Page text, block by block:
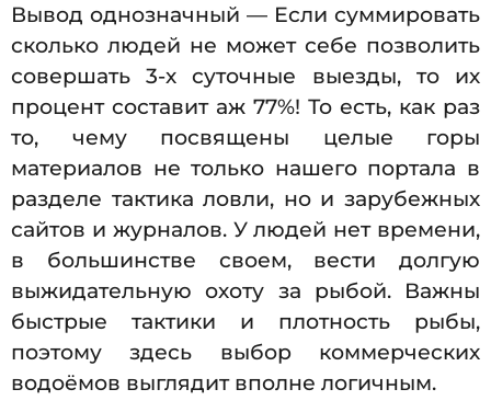
Вывод однозначный — Если суммировать
сколько людей не может себе позволить
совершать 3-х суточные выезды, то их
процент составит аж 77%! То есть, как раз
то, чему посвящены целые горы
материалов не только нашего портала в
разделе тактика ловли, но и зарубежных
сайтов и журналов. У людей нет времени,
в большинстве своем, вести долгую
выжидательную охоту за рыбой. Важны
быстрые тактики и плотность рыбы,
поэтому здесь выбор коммерческих
водоёмов выглядит вполне логичным.